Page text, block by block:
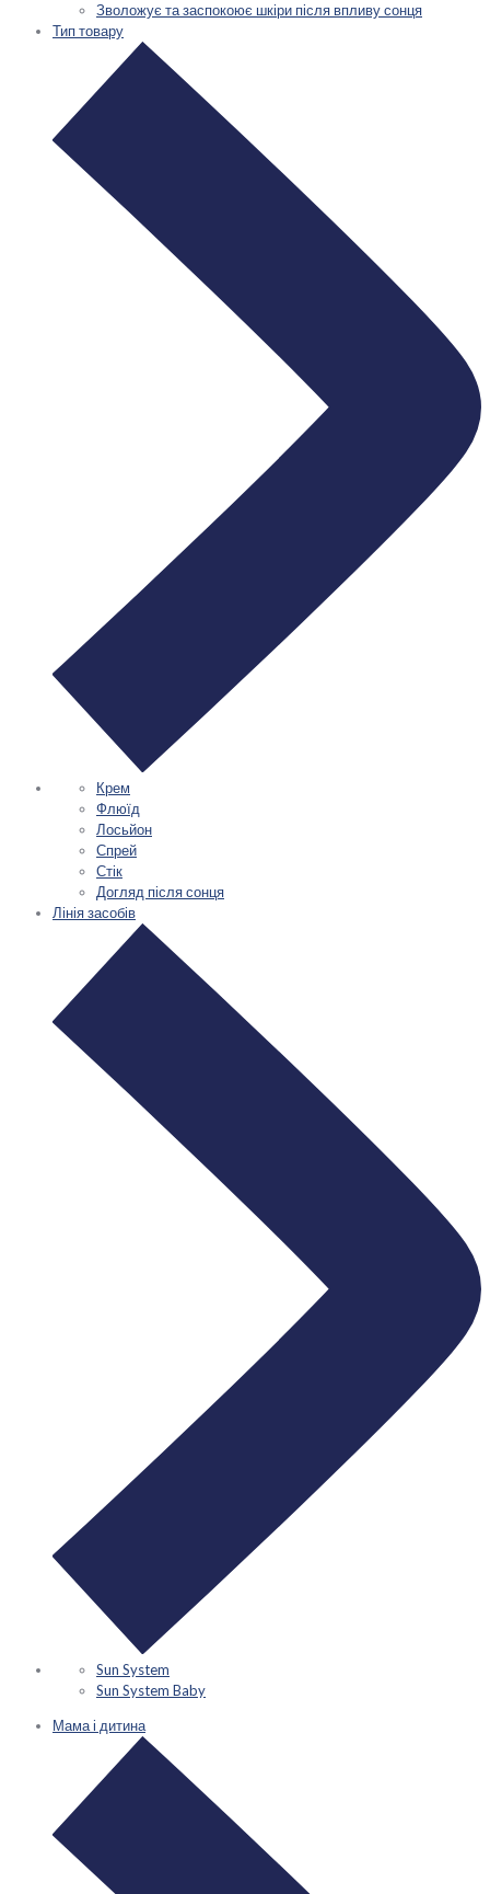
Зволожує та заспокоює шкіри після впливу сонця
Тип товару
Крем
Флюїд
Лосьйон
Спрей
Стік
Догляд після сонця
Лінія засобів
Sun System
Sun System Baby
Мама і дитина